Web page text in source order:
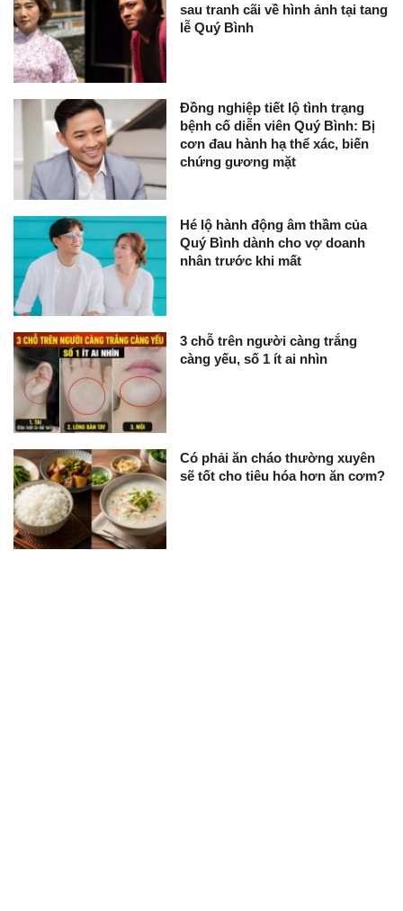
sau tranh cãi về hình ảnh tại tang
lễ Quý Bình
Đồng nghiệp tiết lộ tình trạng
bệnh cố diễn viên Quý Bình: Bị
cơn đau hành hạ thể xác, biến
chứng gương mặt
Hé lộ hành động âm thầm của
Quý Bình dành cho vợ doanh
nhân trước khi mất
3 chỗ trên người càng trắng
càng yếu, số 1 ít ai nhìn
Có phải ăn cháo thường xuyên
sẽ tốt cho tiêu hóa hơn ăn cơm?